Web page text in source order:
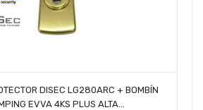
AÑADIR AL CARRITO
DISEC LG280ARC + BOMBÍN
EVVA 4KS PLUS ALTA...